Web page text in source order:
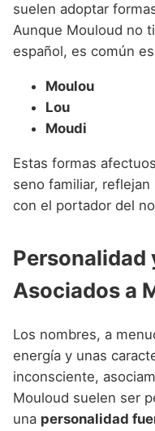
suelen adoptar
Aunque Mouloud no
español, es común
Moulou
Lou
Moudi
Estas formas
seno familiar,
con el portador del
Personalidad
Asociados a
Los nombres, a
energía y unas
inconsciente,
Mouloud suelen ser
una personalidad